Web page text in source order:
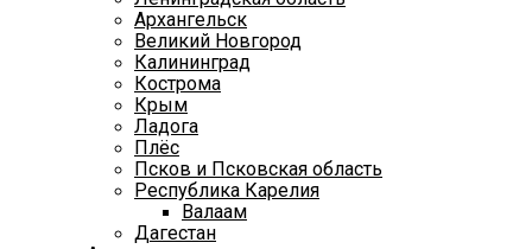
Архангельск
Великий Новгород
Калининград
Кострома
Крым
Ладога
Плёс
Псков и Псковская область
Республика Карелия
Валаам
Дагестан